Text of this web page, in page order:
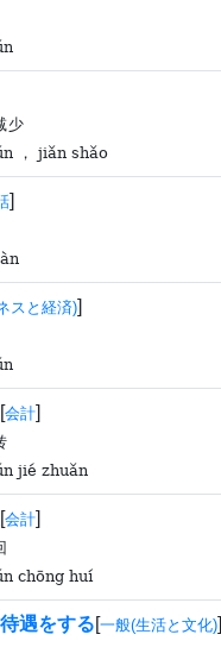
少
， jiǎn shǎo
]
スと経済)]
[会計]
jié zhuǎn
[会計]
chōng huí
遇をする[一般(生活と文化)]